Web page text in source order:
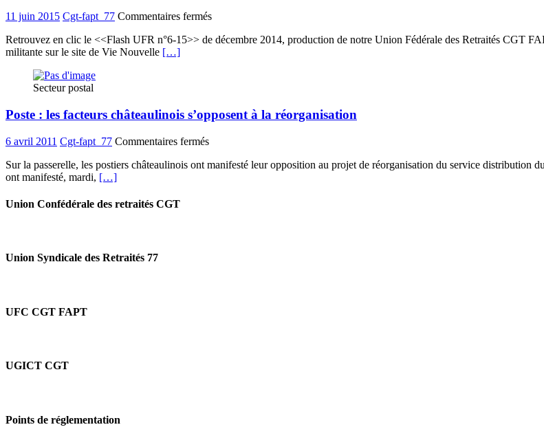
11 juin 2015 Cgt-fapt_77 Commentaires ferméssur
FAPT
Tract
l'action"
Retrouvez en clic le <<Flash UFR n°6-15>> de décembre 2014, production de notre Union Fédérale des Retraités CGT
militante sur le site de Vie Nouvelle […]
Secteur postal
Poste : les facteurs châteaulinois s’opposent à la réorganisation
6 avril 2011 Cgt-fapt_77 Commentaires ferméssur
:
Sur la passerelle, les postiers châteaulinois ont manifesté leur opposition au projet de réorganisation du service distribution
ont manifesté, mardi, […]
Union Confédérale des retraités CGT
Union Syndicale des Retraités 77
UFC CGT FAPT
UGICT CGT
Points de réglementation